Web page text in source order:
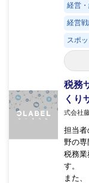
経営
経営
スポ
税務
くり
式会社
担当者
野の専
税務業
す。
また